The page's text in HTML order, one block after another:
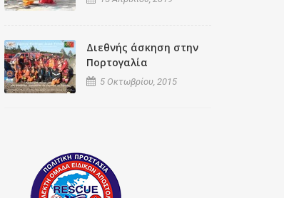
Διεθνής άσκηση στην
Πορτογαλία
5 Οκτωβρίου, 2015